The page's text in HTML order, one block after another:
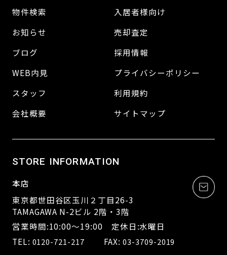
物件検索
お知らせ
ブログ
WEB内見
スタッフ
会社概要
入居者様向け
売却査定
採用情報
プライバシーポリシー
利用規約
サイトマップ
STORE INFORMATION
本店
東京都世田谷区玉川２丁目26-3
TAMAGAWA N-2ビル 2階・3階
営業時間:10:00～19:00 定休日:水曜日
TEL: 0120-721-217 FAX:03-3709-2019